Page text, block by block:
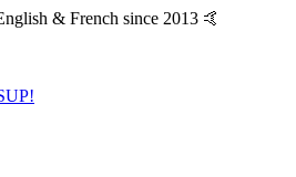
& French since 2013 🤙